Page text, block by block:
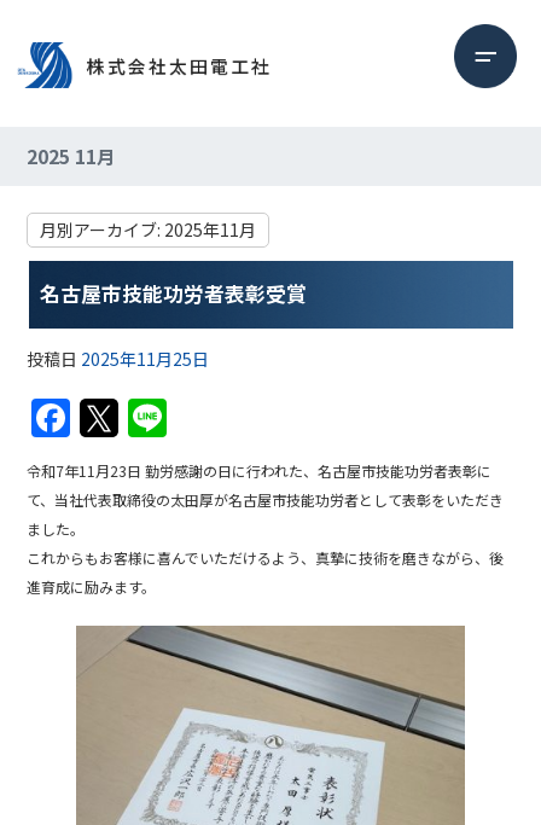
2025 11月
月別アーカイブ: 2025年11月
名古屋市技能功労者表彰受賞
投稿日 2025年11月25日
F
a
c
e
b
o
T
w
itt
n
e
令和7年11月23日 勤労感謝の日に行われた、名古屋市技能功労者表彰に
て、当社代表取締役の太田厚が名古屋市技能功労者として表彰をいただき
ました。
これからもお客様に喜んでいただけるよう、真摯に技術を磨きながら、後
進育成に励みます。